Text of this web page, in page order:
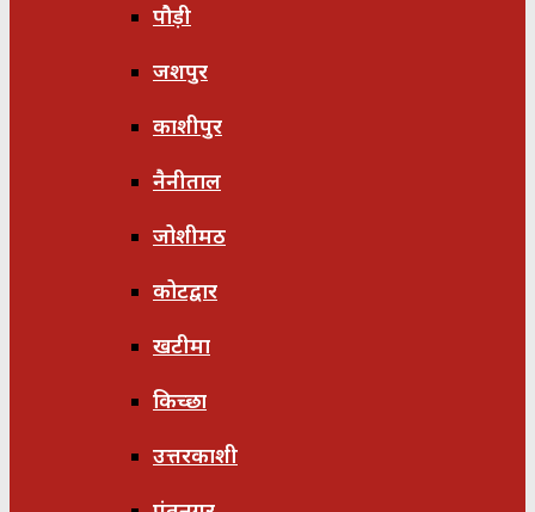
पौड़ी
जशपुर
काशीपुर
नैनीताल
जोशीमठ
कोटद्वार
खटीमा
किच्छा
उत्तरकाशी